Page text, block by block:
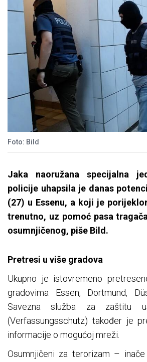
Foto: Bild
Jaka naoružana specijalna
policije uhapsila je danas
(27) u Essenu, a koji je
trenutno, uz pomoć pasa
osumnjičenog, piše Bild.
Pretresi u više gradova
Ukupno je istovremeno
gradovima Essen, Dortmund,
Savezna služba za zaštitu
(Verfassungsschutz) također je
informacije o mogućoj mreži.
Osumnjičeni za terorizam –